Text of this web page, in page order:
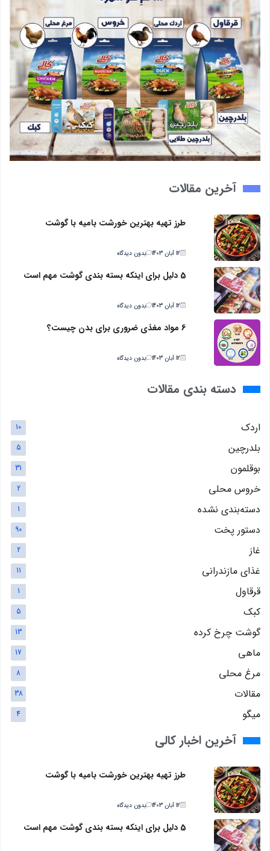
آخرین مقالات
طرز تهیه بهترین خورشت بامیه با گوشت
12 آبان 1403 بدون دیدگاه
5 دلیل برای اینکه بسته بندی گوشت مهم است
12 آبان 1403 بدون دیدگاه
6 مواد مغذی ضروری برای بدن چیست؟
12 آبان 1403 بدون دیدگاه
دسته بندی مقالات
اردک 10
بلدرچین 5
بوقلمون 31
خروس محلی 2
دسته‌بندی نشده 1
دستور پخت 90
غاز 2
غذای مازندرانی 11
قرقاول 1
کبک 5
گوشت چرخ کرده 13
ماهی 17
مرغ محلی 8
مقالات 38
میگو 4
آخرین اخبار کالی
طرز تهیه بهترین خورشت بامیه با گوشت
12 آبان 1403 بدون دیدگاه
5 دلیل برای اینکه بسته بندی گوشت مهم است